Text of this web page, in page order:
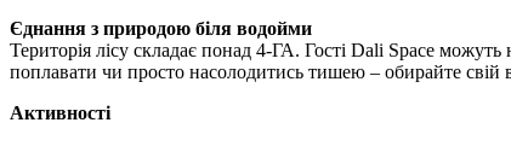
Єднання з природою біля водойми
Територія лісу складає понад 4-ГА. Гості Dali Space
поплавати чи просто насолодитись тишею – обирайте свій
Активності